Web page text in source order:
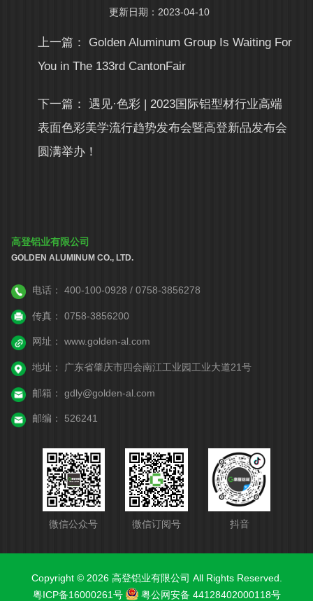
更新日期：2023-04-10
上一篇： Golden Aluminum Group Is Waiting For
You in The 133rd CantonFair
下一篇：遇见·色彩 | 2023国际铝型材行业高端
表面色彩美学流行趋势发布会暨高登新品发布会
圆满举办！
高登铝业有限公司
GOLDEN ALUMINUM CO., LTD.
电话： 400-100-0928 / 0758-3856278
传真： 0758-3856200
网址： www.golden-al.com
地址： 广东省肇庆市四会南江工业园工业大道21号
邮箱： gdly@golden-al.com
邮编： 526241
微信公众号 微信订阅号 抖音
Copyright © 2026 高登铝业有限公司 All Rights Reserved.
粤ICP备16000261号
粤公网安备 44128402000118号